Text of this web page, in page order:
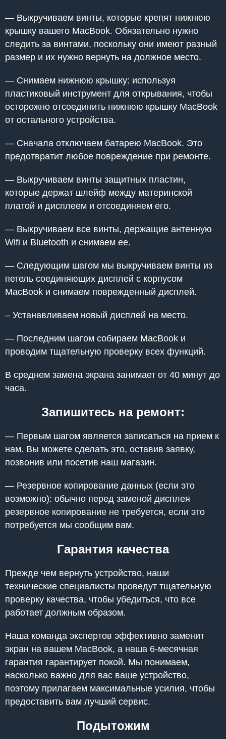
— Выкручиваем винты, которые крепят нижнюю
крышку вашего MacBook. Обязательно нужно
следить за винтами, поскольку они имеют разный
размер и их нужно вернуть на должное место.
— Снимаем нижнюю крышку: используя
пластиковый инструмент для открывания, чтобы
осторожно отсоединить нижнюю крышку MacBook
от остального устройства.
— Сначала отключаем батарею MacBook. Это
предотвратит любое повреждение при ремонте.
— Выкручиваем винты защитных пластин,
которые держат шлейф между материнской
платой и дисплеем и отсоединяем его.
— Выкручиваем все винты, держащие антенную
Wifi и Bluetooth и снимаем ее.
— Следующим шагом мы выкручиваем винты из
петель соединяющих дисплей с корпусом
MacBook и снимаем поврежденный дисплей.
– Устанавливаем новый дисплей на место.
— Последним шагом собираем MacBook и
проводим тщательную проверку всех функций.
В среднем замена экрана занимает от 40 минут до
часа.
Запишитесь на ремонт:
— Первым шагом является записаться на прием к
нам. Вы можете сделать это, оставив заявку,
позвонив или посетив наш магазин.
— Резервное копирование данных (если это
возможно): обычно перед заменой дисплея
резервное копирование не требуется, если это
потребуется мы сообщим вам.
Гарантия качества
Прежде чем вернуть устройство, наши
технические специалисты проведут тщательную
проверку качества, чтобы убедиться, что все
работает должным образом.
Наша команда экспертов эффективно заменит
экран на вашем MacBook, а наша 6-месячная
гарантия гарантирует покой. Мы понимаем,
насколько важно для вас ваше устройство,
поэтому прилагаем максимальные усилия, чтобы
предоставить вам лучший сервис.
Подытожим